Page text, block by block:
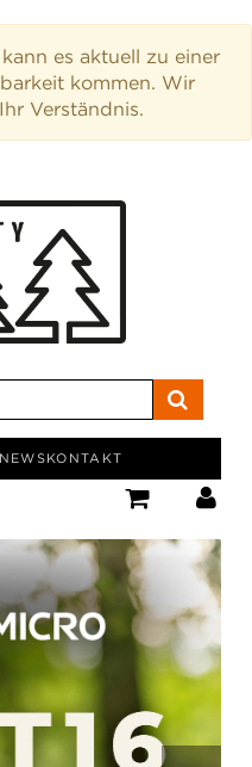
es aktuell zu einer
kommen. Wir
Verständnis.
NEWSKONTAKT